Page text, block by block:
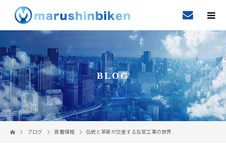
BLOG
ブログ 新着情報 伝統と革新が交差する左官工事の世界